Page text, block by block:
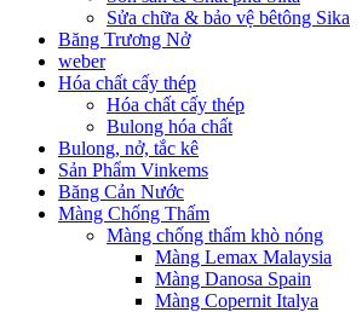
Sửa chữa & bảo vệ bêtông Sika
Băng Trương Nở
weber
Hóa chất cấy thép
Hóa chất cấy thép
Bulong hóa chất
Bulong, nở, tắc kê
Sản Phẩm Vinkems
Băng Cản Nước
Màng Chống Thấm
Màng chống thấm khò nóng
Màng Lemax Malaysia
Màng Danosa Spain
Màng Copernit Italya